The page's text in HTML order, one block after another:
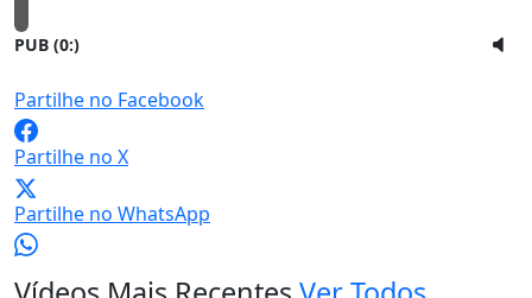
PUB (0:)
Partilhe no Facebook
Partilhe no X
Partilhe no WhatsApp